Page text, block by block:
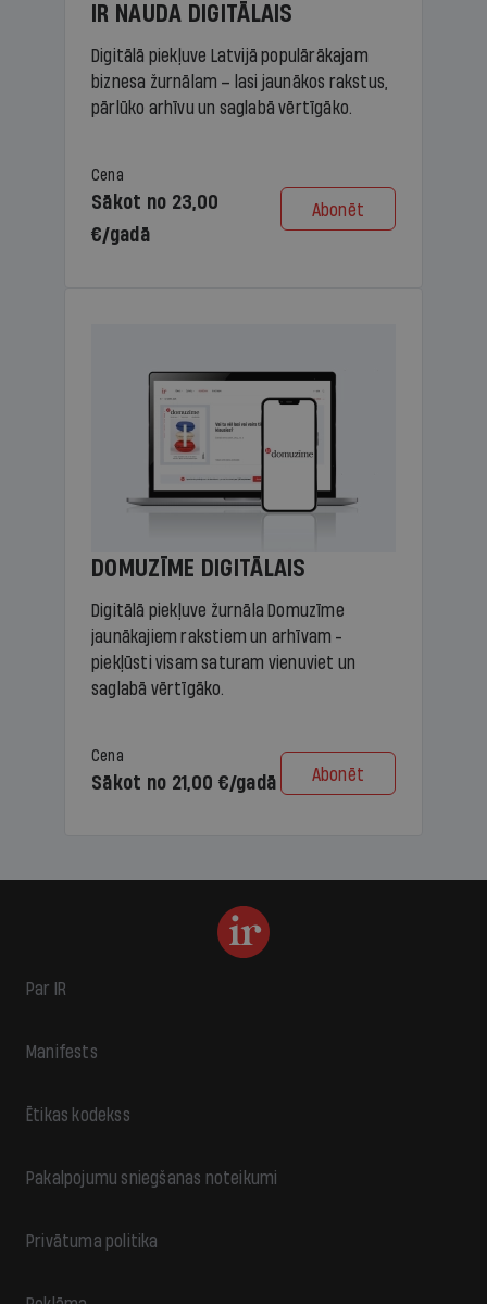
IR NAUDA DIGITĀLAIS
Digitālā piekļuve Latvijā populārākajam
biznesa žurnālam – lasi jaunākos rakstus,
pārlūko arhīvu un saglabā vērtīgāko.
Cena
Sākot no 23,00
€/gadā
Abonēt
DOMUZĪME DIGITĀLAIS
Digitālā piekļuve žurnāla Domuzīme
jaunākajiem rakstiem un arhīvam -
piekļūsti visam saturam vienuviet un
saglabā vērtīgāko.
Cena
Sākot no 21,00 €/gadā Abonēt
Par IR
Manifests
Ētikas kodekss
Pakalpojumu sniegšanas noteikumi
Privātuma politika